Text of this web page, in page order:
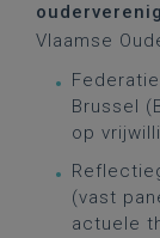
Vlaamse
Brussel
op
(vast
actuele